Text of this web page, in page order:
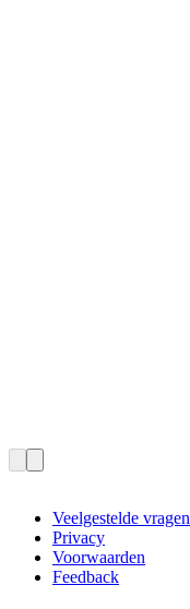
Veelgestelde vragen
Privacy
Voorwaarden
Feedback